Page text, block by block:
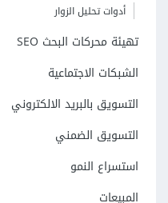
أدوات تحليل الزوار
تهيئة محركات البحث SEO
الشبكات الاجتماعية
التسويق بالبريد الالكتروني
التسويق الضمني
استسراع النمو
المبيعات